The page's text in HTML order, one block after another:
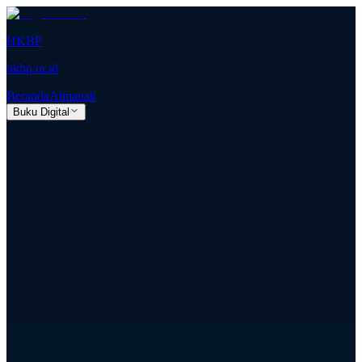
HKBP
hkbp.or.id
BerandaAlmanak
Buku Digital